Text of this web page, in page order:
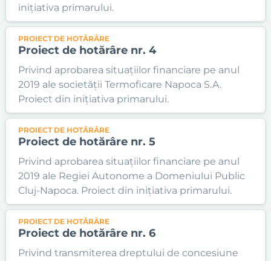
inițiativa primarului.
PROIECT DE HOTĂRÂRE
Proiect de hotărâre nr. 4
Privind aprobarea situațiilor financiare pe anul
2019 ale societății Termoficare Napoca S.A.
Proiect din inițiativa primarului.
PROIECT DE HOTĂRÂRE
Proiect de hotărâre nr. 5
Privind aprobarea situațiilor financiare pe anul
2019 ale Regiei Autonome a Domeniului Public
Cluj-Napoca. Proiect din inițiativa primarului.
PROIECT DE HOTĂRÂRE
Proiect de hotărâre nr. 6
Privind transmiterea dreptului de concesiune